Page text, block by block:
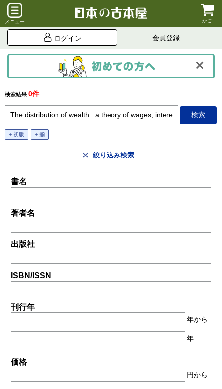
メニュー かご
ログイン 会員登録
検索結果 0件
+ 初版 + 揃
絞り込み検索
書名
著者名
出版社
ISBN/ISSN
刊行年
年から
年
価格
円から